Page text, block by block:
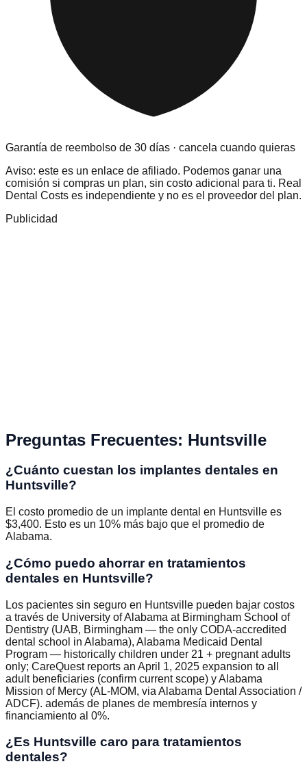
Garantía de reembolso de 30 días · cancela cuando quieras
Aviso: este es un enlace de afiliado. Podemos ganar una
comisión si compras un plan, sin costo adicional para ti. Real
Dental Costs es independiente y no es el proveedor del plan.
Publicidad
Preguntas Frecuentes: Huntsville
¿Cuánto cuestan los implantes dentales en
Huntsville?
El costo promedio de un implante dental en Huntsville es
$3,400. Esto es un 10% más bajo que el promedio de
Alabama.
¿Cómo puedo ahorrar en tratamientos
dentales en Huntsville?
Los pacientes sin seguro en Huntsville pueden bajar costos
a través de University of Alabama at Birmingham School of
Dentistry (UAB, Birmingham — the only CODA-accredited
dental school in Alabama), Alabama Medicaid Dental
Program — historically children under 21 + pregnant adults
only; CareQuest reports an April 1, 2025 expansion to all
adult beneficiaries (confirm current scope) y Alabama
Mission of Mercy (AL-MOM, via Alabama Dental Association /
ADCF). además de planes de membresía internos y
financiamiento al 0%.
¿Es Huntsville caro para tratamientos
dentales?